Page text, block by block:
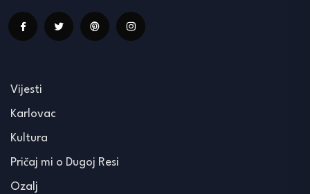
Vijesti
Karlovac
Kultura
Pričaj mi o Dugoj Resi
Ozalj